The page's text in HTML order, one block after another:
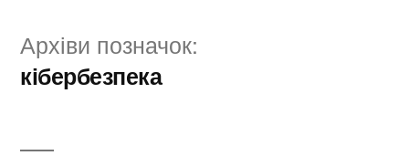
Архіви позначок:
кібербезпека